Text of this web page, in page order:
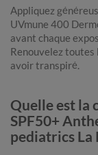
Appliquez
UVmune 400
avant chaque
Renouvelez toutes
avoir transpiré.
Quelle est la
SPF50+
pediatrics La